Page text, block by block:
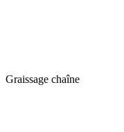
Graissage chaîne